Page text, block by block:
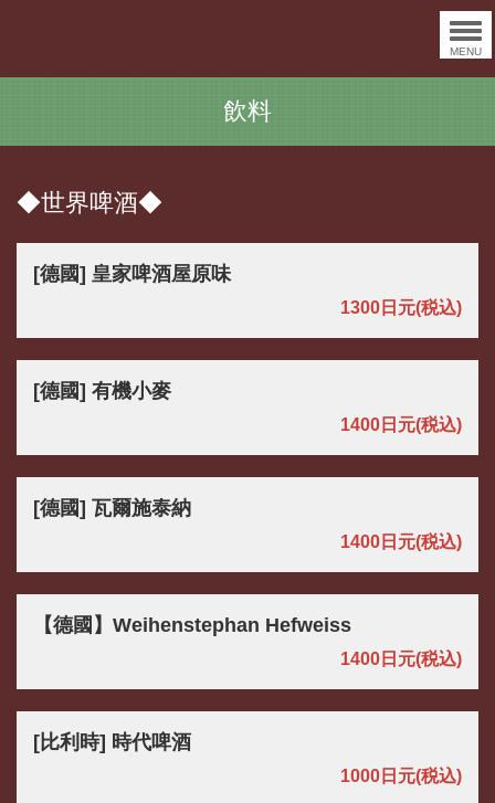
MENU
飲料
◆世界啤酒◆
[德國] 皇家啤酒屋原味
1300日元(税込)
[德國] 有機小麥
1400日元(税込)
[德國] 瓦爾施泰納
1400日元(税込)
【德國】Weihenstephan Hefweiss
1400日元(税込)
[比利時] 時代啤酒
1000日元(税込)